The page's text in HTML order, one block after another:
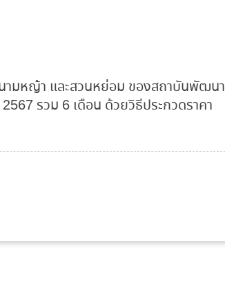
นามหญ้า และสวนหย่อม ของสถาบันพัฒนา
รวม 6 เดือน ด้วยวิธีประกวดราคา